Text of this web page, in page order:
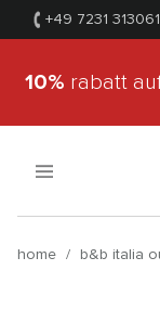
+49 7231 313061
10% rabatt
home / b&b italia